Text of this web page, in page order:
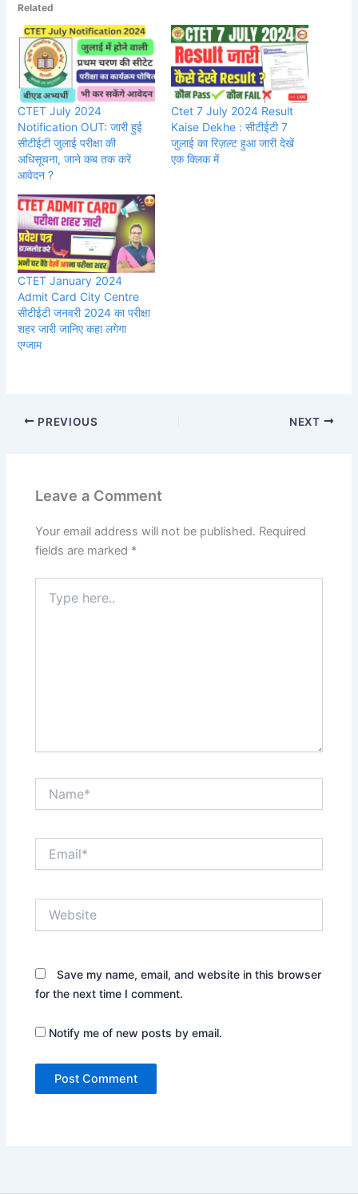
Related
CTET July 2024
Notification OUT: जारी हुई
सीटीईटी जुलाई परीक्षा की
अधिसूचना, जाने कब तक करें
आवेदन ?
Ctet 7 July 2024 Result
Kaise Dekhe : सीटीईटी 7
जुलाई का रिज़ल्ट हुआ जारी देखें
एक क्लिक में
CTET January 2024
Admit Card City Centre
सीटीईटी जनवरी 2024 का परीक्षा
शहर जारी जानिए कहा लगेगा
एग्जाम
PREVIOUS NEXT
Leave a Comment
Your email address will not be published. Required
fields are marked *
here..
Save my name, email, and website in this browser
for the next time I comment.
Notify me of new posts by email.